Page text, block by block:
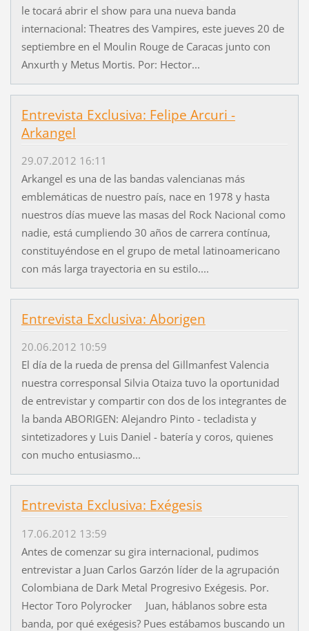
le tocará abrir el show para una nueva banda
internacional: Theatres des Vampires, este jueves 20 de
septiembre en el Moulin Rouge de Caracas junto con
Anxurth y Metus Mortis. Por: Hector...
Entrevista Exclusiva: Felipe Arcuri -
Arkangel
29.07.2012 16:11
Arkangel es una de las bandas valencianas más
emblemáticas de nuestro país, nace en 1978 y hasta
nuestros días mueve las masas del Rock Nacional como
nadie, está cumpliendo 30 años de carrera contínua,
constituyéndose en el grupo de metal latinoamericano
con más larga trayectoria en su estilo....
Entrevista Exclusiva: Aborigen
20.06.2012 10:59
El día de la rueda de prensa del Gillmanfest Valencia
nuestra corresponsal Silvia Otaiza tuvo la oportunidad
de entrevistar y compartir con dos de los integrantes de
la banda ABORIGEN: Alejandro Pinto - tecladista y
sintetizadores y Luis Daniel - batería y coros, quienes
con mucho entusiasmo...
Entrevista Exclusiva: Exégesis
17.06.2012 13:59
Antes de comenzar su gira internacional, pudimos
entrevistar a Juan Carlos Garzón líder de la agrupación
Colombiana de Dark Metal Progresivo Exégesis. Por.
Hector Toro Polyrocker Juan, háblanos sobre esta
banda, por qué exégesis? Pues estábamos buscando un